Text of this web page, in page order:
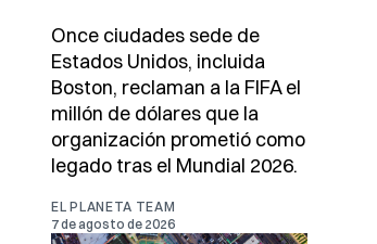
Once ciudades sede de
Estados Unidos, incluida
Boston, reclaman a la FIFA el
millón de dólares que la
organización prometió como
legado tras el Mundial 2026.
EL PLANETA TEAM
7 de agosto de 2026